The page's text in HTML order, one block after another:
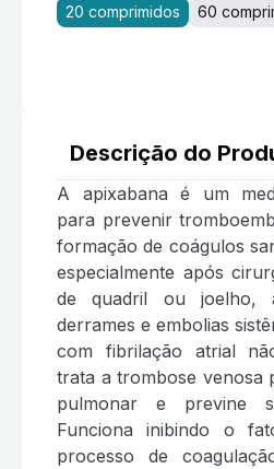
20 comprimidos
60
Descrição do
A apixabana é um
para prevenir
formação de coágulos
especialmente após
de quadril ou joelho,
derrames e embolias
com fibrilação atrial
trata a trombose venosa
pulmonar e previne
Funciona inibindo o
processo de